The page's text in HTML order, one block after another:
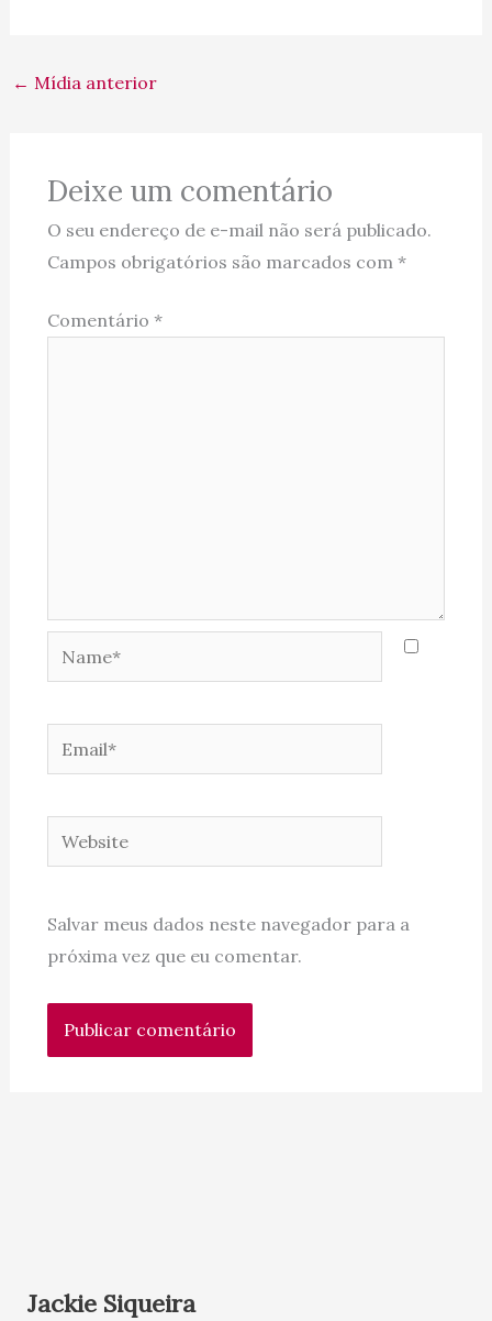
← Mídia anterior
Deixe um comentário
O seu endereço de e-mail não será publicado.
Campos obrigatórios são marcados com *
Comentário *
Name*
Email*
Website
Salvar meus dados neste navegador para a
próxima vez que eu comentar.
Jackie Siqueira